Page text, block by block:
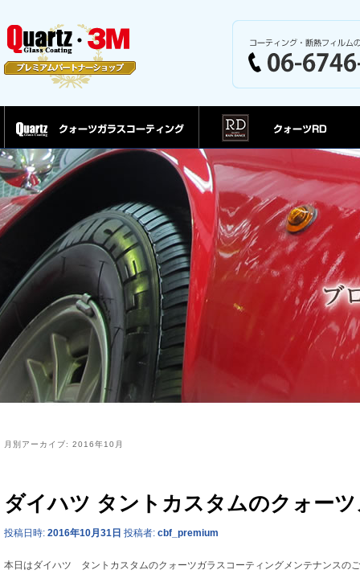
クォーツガラスコーティング
月別アーカイブ: 2016年10月
ダイハツ タントカスタムのクォー
投稿日時: 2016年10月31日 投稿者: cbf_premium
本日はダイハツ タントカスタムのクォーツガラスコーティングメンテナンスの